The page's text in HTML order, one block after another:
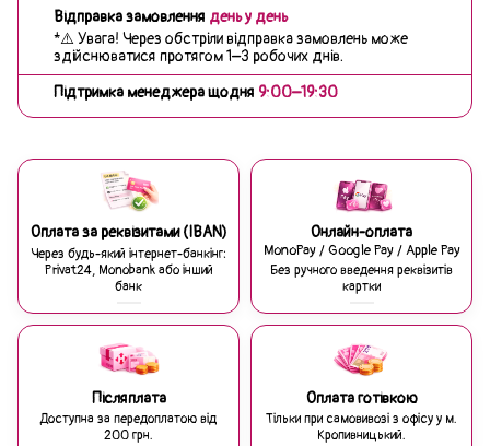
Відправка замовлення день у день
*⚠️ Увага! Через обстріли відправка замовлень може
здійснюватися протягом 1–3 робочих днів.
Підтримка менеджера щодня 9:00–19:30
Оплата за реквізитами (IBAN)
Через будь-який інтернет-банкінг:
Privat24, Monobank або інший
банк
Онлайн-оплата
MonoPay / Google Pay / Apple Pay
Без ручного введення реквізитів
картки
Післяплата
Доступна за передоплатою від
200 грн.
Оплата готівкою
Тільки при самовивозі з офісу у м.
Кропивницький.